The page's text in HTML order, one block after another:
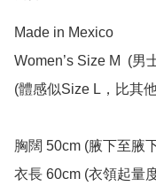
Made in Mexico
Women’s Size M  (男
(體感似Size L，比其
胸闊 50cm (腋下至腋
衣長 60cm (衣領起量